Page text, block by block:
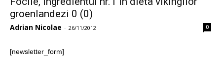
groenlandezi 0 (0)
Adrian Nicolae - 26/11/2012 0
[newsletter_form]